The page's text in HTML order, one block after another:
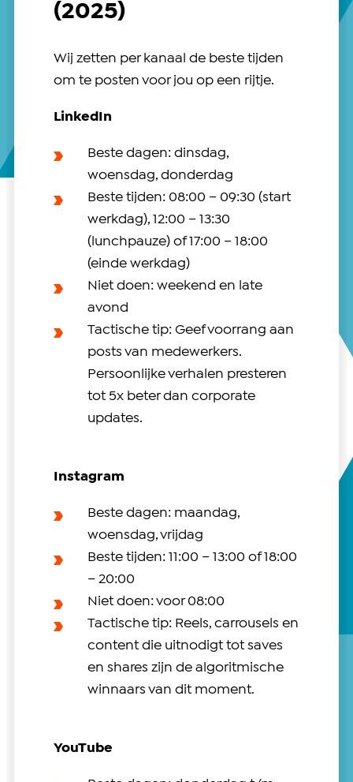
(2025)
Wij zetten per kanaal de beste tijden
om te posten voor jou op een rijtje.
LinkedIn
Beste dagen: dinsdag,
woensdag, donderdag
Beste tijden: 08:00 – 09:30 (start
werkdag), 12:00 – 13:30
(lunchpauze) of 17:00 – 18:00
(einde werkdag)
Niet doen: weekend en late
avond
Tactische tip: Geef voorrang aan
posts van medewerkers.
Persoonlijke verhalen presteren
tot 5x beter dan corporate
updates.
Instagram
Beste dagen: maandag,
woensdag, vrijdag
Beste tijden: 11:00 – 13:00 of 18:00
– 20:00
Niet doen: voor 08:00
Tactische tip: Reels, carrousels en
content die uitnodigt tot saves
en shares zijn de algoritmische
winnaars van dit moment.
YouTube